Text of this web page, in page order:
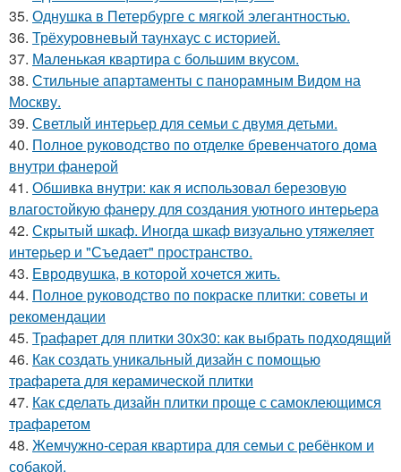
35. Однушка в Петербурге с мягкой элегантностью.
36. Трёхуровневый таунхаус с историей.
37. Маленькая квартира с большим вкусом.
38. Стильные апартаменты с панорамным Видом на
Москву.
39. Светлый интерьер для семьи с двумя детьми.
40. Полное руководство по отделке бревенчатого дома
внутри фанерой
41. Обшивка внутри: как я использовал березовую
влагостойкую фанеру для создания уютного интерьера
42. Скрытый шкаф. Иногда шкаф визуально утяжеляет
интерьер и "Съедает" пространство.
43. Евродвушка, в которой хочется жить.
44. Полное руководство по покраске плитки: советы и
рекомендации
45. Трафарет для плитки 30х30: как выбрать подходящий
46. Как создать уникальный дизайн с помощью
трафарета для керамической плитки
47. Как сделать дизайн плитки проще с самоклеющимся
трафаретом
48. Жемчужно-серая квартира для семьи с ребёнком и
собакой.